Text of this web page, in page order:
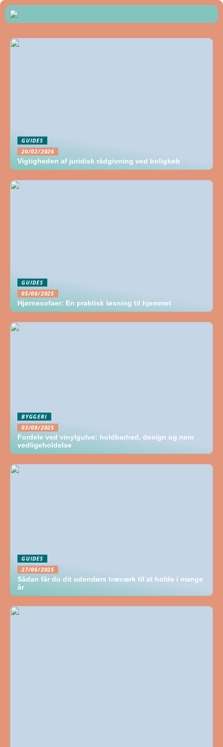
GUIDES
20/02/2026
Vigtigheden af juridisk rådgivning ved boligkøb
GUIDES
05/08/2025
Hjørnesofaer: En praktisk løsning til hjemmet
BYGGERI
03/08/2025
Fordele ved vinylgulve: holdbarhed, design og nem
vedligeholdelse
GUIDES
27/06/2025
Sådan får du dit udendørs træværk til at holde i mange
år